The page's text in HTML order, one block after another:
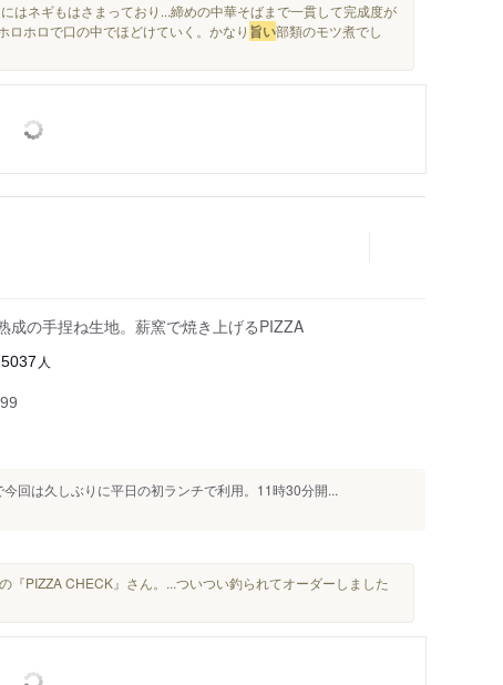
はネギもはさまっており...締めの中華そばまで一貫して完成度が
ロホロで口の中でほどけていく。かなり 旨い部類のモツ煮でし
成の手捏ね生地。薪窯で焼き上げるPIZZA
人
回は久しぶりに平日の初ランチで利用。11時30分開...
『PIZZA CHECK』さん。...ついつい釣られてオーダーしました